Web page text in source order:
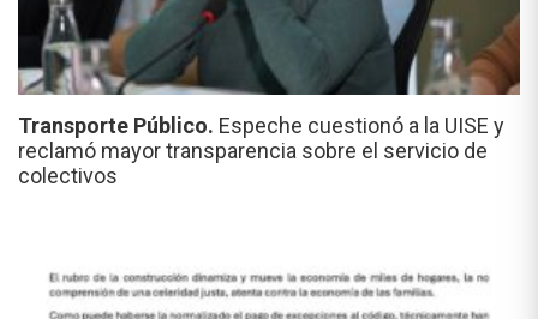
Transporte Público. Espeche cuestionó a la UISE y
reclamó mayor transparencia sobre el servicio de
colectivos